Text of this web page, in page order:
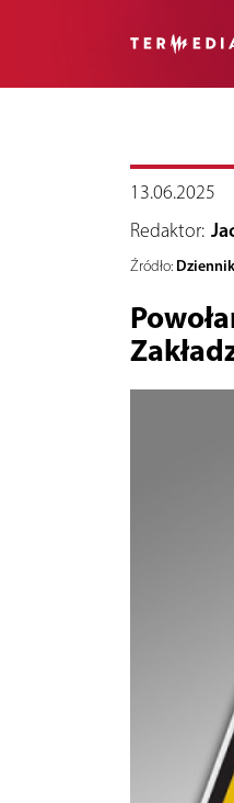
13.06.2025
Redaktor:
Źródło: